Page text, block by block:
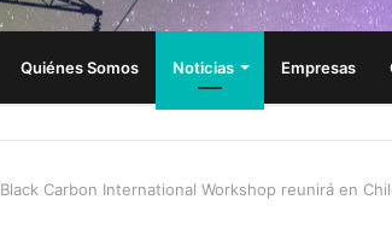
Quiénes Somos Noticias Empresas
Black Carbon International Workshop reunirá en